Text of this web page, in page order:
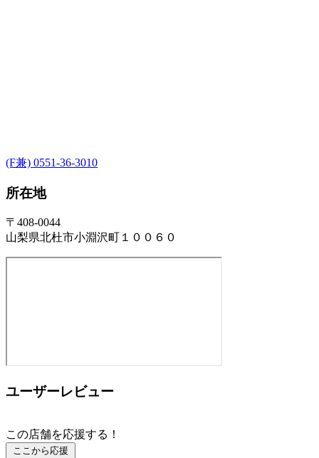
(F兼) 0551-36-3010
所在地
〒408-0044
山梨県北杜市小淵沢町１００６０
ユーザーレビュー
この店舗を応援する！
ここから応援